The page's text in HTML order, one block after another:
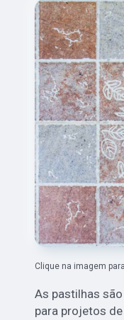
Clique na imagem
As pastilhas
para projetos